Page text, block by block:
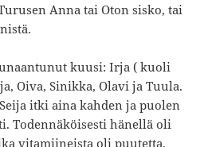
Anna tai Oton sisko, tai
kuusi: Irja ( kuoli
Oiva, Sinikka, Olavi ja Tuula.
itki aina kahden ja puolen
Todennäköisesti hänellä oli
vitamiineista oli puutetta.